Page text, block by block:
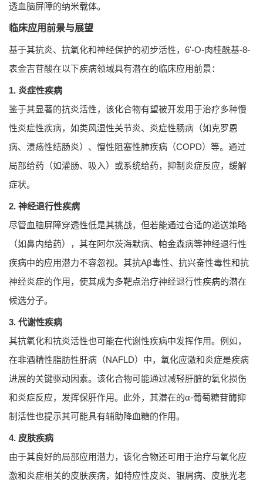
透血脑屏障的纳米载体。
临床应用前景与展望
基于其抗炎、抗氧化和神经保护的初步活性，6'-O-肉桂酰基-8-
表金吉苷酸在以下疾病领域具有潜在的临床应用前景：
1. 炎症性疾病
鉴于其显著的抗炎活性，该化合物有望被开发用于治疗多种慢
性炎症性疾病，如类风湿性关节炎、炎症性肠病（如克罗恩
病、溃疡性结肠炎）、慢性阻塞性肺疾病（COPD）等。通过
局部给药（如灌肠、吸入）或系统给药，抑制炎症反应，缓解
症状。
2. 神经退行性疾病
尽管血脑屏障穿透性低是其挑战，但若能通过合适的递送策略
（如鼻内给药），其在阿尔茨海默病、帕金森病等神经退行性
疾病中的应用潜力不容忽视。其抗Aβ毒性、抗兴奋性毒性和抗
神经炎症的作用，使其成为多靶点治疗神经退行性疾病的潜在
候选分子。
3. 代谢性疾病
其抗氧化和抗炎活性也可能在代谢性疾病中发挥作用。例如，
在非酒精性脂肪性肝病（NAFLD）中，氧化应激和炎症是疾病
进展的关键驱动因素。该化合物可能通过减轻肝脏的氧化损伤
和炎症反应，发挥保肝作用。此外，其潜在的α-葡萄糖苷酶抑
制活性也提示其可能具有辅助降血糖的作用。
4. 皮肤疾病
由于其良好的局部应用潜力，该化合物还可用于治疗与氧化应
激和炎症相关的皮肤疾病，如特应性皮炎、银屑病、皮肤光老